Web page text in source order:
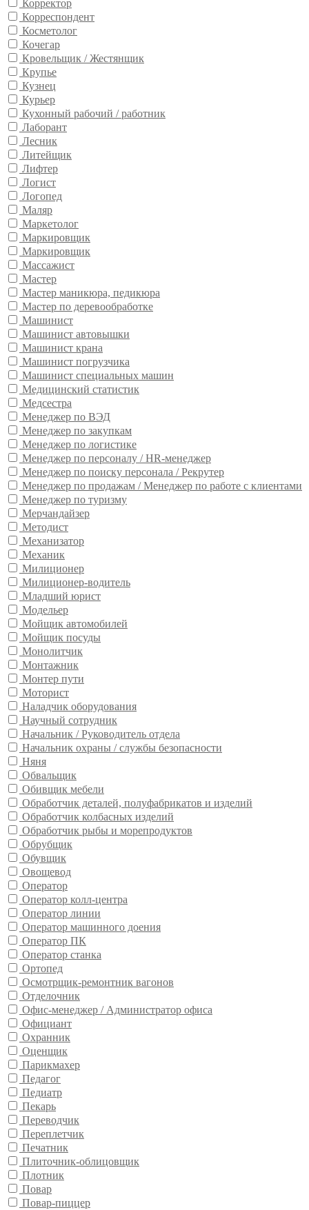
Корректор
Корреспондент
Косметолог
Кочегар
Кровельщик / Жестянщик
Крупье
Кузнец
Курьер
Кухонный рабочий / работник
Лаборант
Лесник
Литейщик
Лифтер
Логист
Логопед
Маляр
Маркетолог
Маркировщик
Маркировщик
Массажист
Мастер
Мастер маникюра, педикюра
Мастер по деревообработке
Машинист
Машинист автовышки
Машинист крана
Машинист погрузчика
Машинист специальных машин
Медицинский статистик
Медсестра
Менеджер по ВЭД
Менеджер по закупкам
Менеджер по логистике
Менеджер по персоналу / HR-менеджер
Менеджер по поиску персонала / Рекрутер
Менеджер по продажам / Менеджер по работе с клиентами
Менеджер по туризму
Мерчандайзер
Методист
Механизатор
Механик
Милиционер
Милиционер-водитель
Младший юрист
Модельер
Мойщик автомобилей
Мойщик посуды
Монолитчик
Монтажник
Монтер пути
Моторист
Наладчик оборудования
Научный сотрудник
Начальник / Руководитель отдела
Начальник охраны / службы безопасности
Няня
Обвальщик
Обивщик мебели
Обработчик деталей, полуфабрикатов и изделий
Обработчик колбасных изделий
Обработчик рыбы и морепродуктов
Обрубщик
Обувщик
Овощевод
Оператор
Оператор колл-центра
Оператор линии
Оператор машинного доения
Оператор ПК
Оператор станка
Ортопед
Осмотрщик-ремонтник вагонов
Отделочник
Офис-менеджер / Администратор офиса
Официант
Охранник
Оценщик
Парикмахер
Педагог
Педиатр
Пекарь
Переводчик
Переплетчик
Печатник
Плиточник-облицовщик
Плотник
Повар
Повар-пиццер